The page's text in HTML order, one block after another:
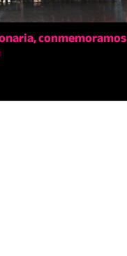
conmemoramos